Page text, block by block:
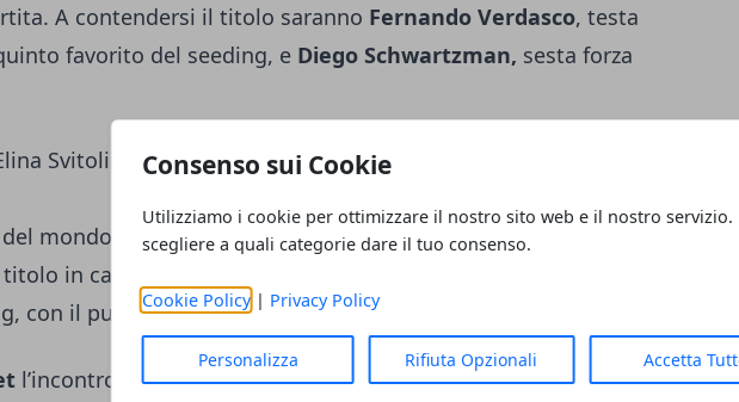
Consenso sui Cookie
Utilizziamo i cookie per ottimizzare il nostro sito web e il nostro servizio.
scegliere a quali categorie dare il tuo consenso.
Cookie Policy| Privacy Policy
Personalizza Rifiuta Opzionali Accetta
A contendersi il titolo saranno Fernando Verdasco, testa
favorito del seeding, e Diego Schwartzman, sesta forza
Svitolina concede il bis ed agguanta l'undicesimo titolo in
mondo
Elina Svitolina si concede il bis ed agguanta
in carriera superando la russa
con il punteggio di6-4, 6-0in 1 ora e 12 minuti di gioco.
l’incontro è decisamente equilibrato fatto da lunghi scambi